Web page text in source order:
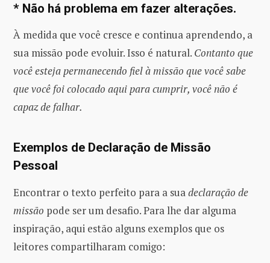
* Não há problema em fazer alterações.
À medida que você cresce e continua aprendendo, a
sua missão pode evoluir. Isso é natural. Contanto que
você esteja permanecendo fiel à missão que você sabe
que você foi colocado aqui para cumprir, você não é
capaz de falhar.
Exemplos de Declaração de Missão
Pessoal
Encontrar o texto perfeito para a sua declaração de
missão pode ser um desafio. Para lhe dar alguma
inspiração, aqui estão alguns exemplos que os
leitores compartilharam comigo: